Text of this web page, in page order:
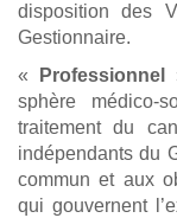
disposition des
Gestionnaire.
«
Professionnel
sphère médico-
traitement du
indépendants du
commun et aux
qui gouvernent